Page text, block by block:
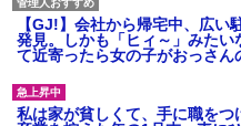
【GJ!】会社から帰宅中、広
発見。しかも「ヒィ～」みた
て近寄ったら女の子がおっさん
私は家が貧しくて、手に職を